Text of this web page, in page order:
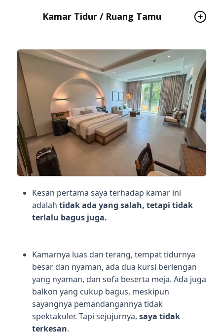
Kamar Tidur / Ruang Tamu
Kesan pertama saya terhadap kamar ini
adalah tidak ada yang salah, tetapi tidak
terlalu bagus juga.
Kamarnya luas dan terang, tempat tidurnya
besar dan nyaman, ada dua kursi berlengan
yang nyaman, dan sofa beserta meja. Ada juga
balkon yang cukup bagus, meskipun
sayangnya pemandangannya tidak
spektakuler. Tapi sejujurnya, saya tidak
terkesan.